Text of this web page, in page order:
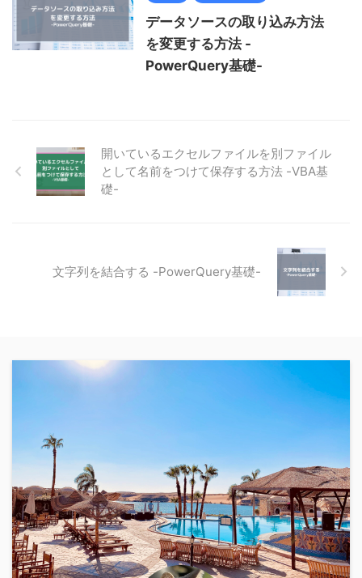
データソースの取り込み方法
を変更する方法 -
PowerQuery基礎-
開いているエクセルファイルを別ファイル
として名前をつけて保存する方法 -VBA基
礎-
文字列を結合する -PowerQuery基礎-